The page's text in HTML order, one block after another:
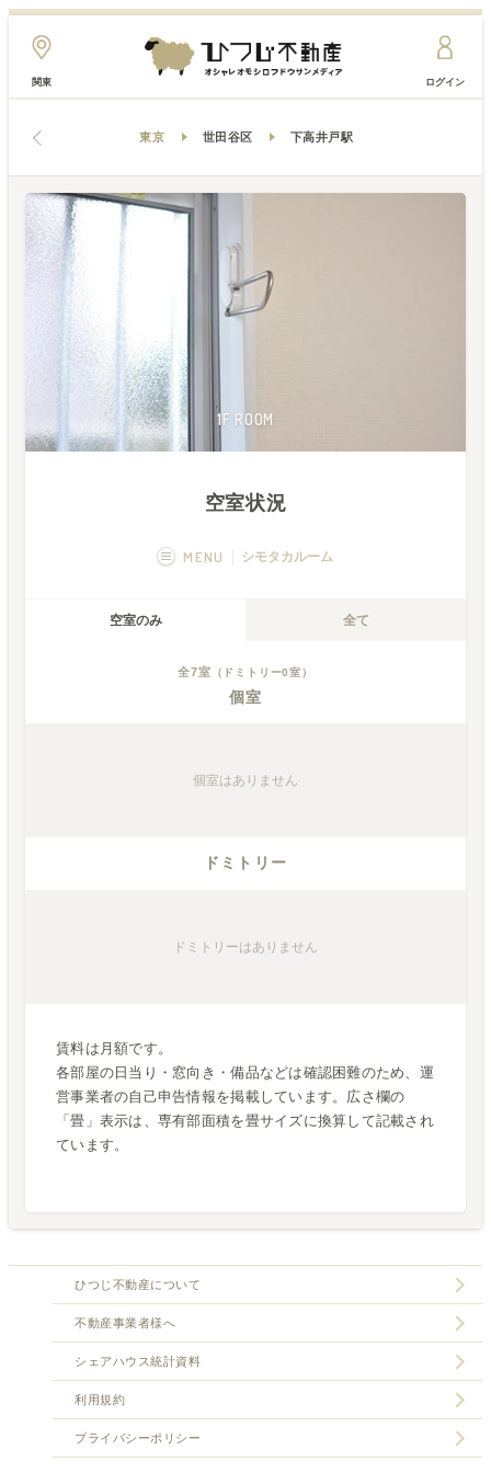
関東 ログイン
東京 世田谷区 下高井戸駅
2F ROOM
1F ROOM
2F ROOM
1F ROOM
1F ROOM
2F ROOM
1F ROOM
2F ROOM
2F ROOM
1F ROOM
空室状況
MENU シモタカルーム
空室のみ 全て
全7室 （ドミトリー0室）
個室
個室はありません
ドミトリー
ドミトリーはありません
賃料は月額です。
各部屋の日当り・窓向き・備品などは確認困難のため、運
営事業者の自己申告情報を掲載しています。広さ欄の
「畳」表示は、専有部面積を畳サイズに換算して記載され
ています。
ひつじ不動産について
不動産事業者様へ
シェアハウス統計資料
利用規約
プライバシーポリシー